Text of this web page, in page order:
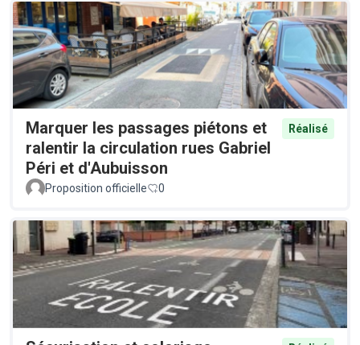
Marquer les passages piétons et
ralentir la circulation rues Gabriel
Péri et d'Aubuisson
Réalisé
Proposition officielle 0